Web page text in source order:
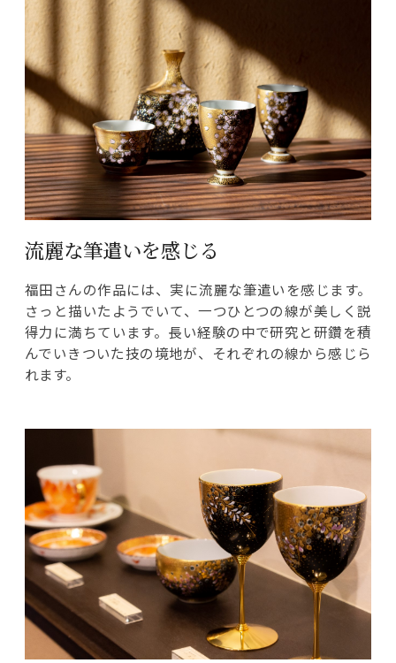
流麗な筆遣いを感じる
福田さんの作品には、実に流麗な筆遣いを感じます。
さっと描いたようでいて、一つひとつの線が美しく説
得力に満ちています。長い経験の中で研究と研鑽を積
んでいきついた技の境地が、それぞれの線から感じら
れます。